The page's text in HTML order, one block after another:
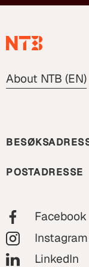
About NTB (EN)
POSTADRESSE
Facebook
Instagram
LinkedIn